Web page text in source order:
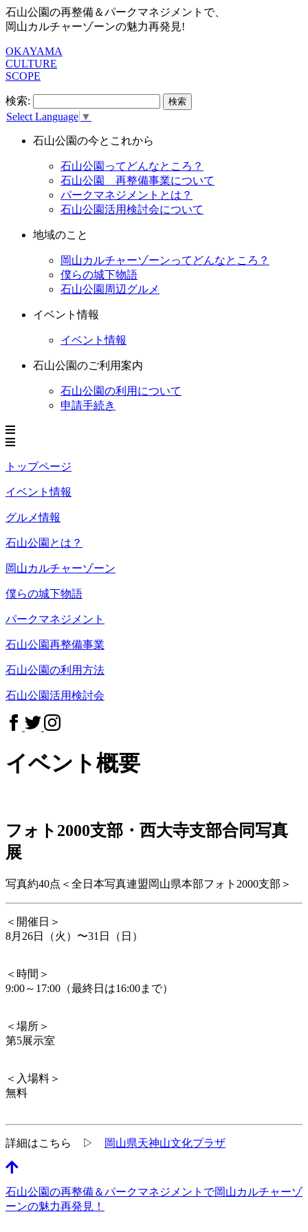
石山公園の再整備＆パークマネジメントで、
岡山カルチャーゾーンの魅力再発見!
OKAYAMA
CULTURE
SCOPE
検索:
Select Language ▼
石山公園の今とこれから
石山公園ってどんなところ？
石山公園 再整備事業について
パークマネジメントとは？
石山公園活用検討会について
地域のこと
岡山カルチャーゾーンってどんなところ？
僕らの城下物語
石山公園周辺グルメ
イベント情報
イベント情報
石山公園のご利用案内
石山公園の利用について
申請手続き
トップページ
イベント情報
グルメ情報
石山公園とは？
岡山カルチャーゾーン
僕らの城下物語
パークマネジメント
石山公園再整備事業
石山公園の利用方法
石山公園活用検討会
イベント概要
フォト2000支部・西大寺支部合同写真
展
写真約40点＜全日本写真連盟岡山県本部フォト2000支部＞
＜開催日＞
8月26日（火）〜31日（日）
＜時間＞
9:00～17:00（最終日は16:00まで）
＜場所＞
第5展示室
＜入場料＞
無料
詳細はこちら ▷ 岡山県天神山文化プラザ
石山公園の再整備＆パークマネジメントで岡山カルチャーゾ
ーンの魅力再発見！